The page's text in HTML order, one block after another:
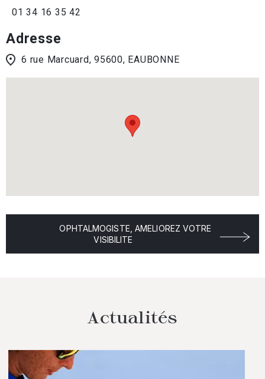
01 34 16 35 42
Adresse
6 rue Marcuard, 95600, EAUBONNE
OPHTALMOGISTE, AMELIOREZ VOTRE
VISIBILITE
Actualités